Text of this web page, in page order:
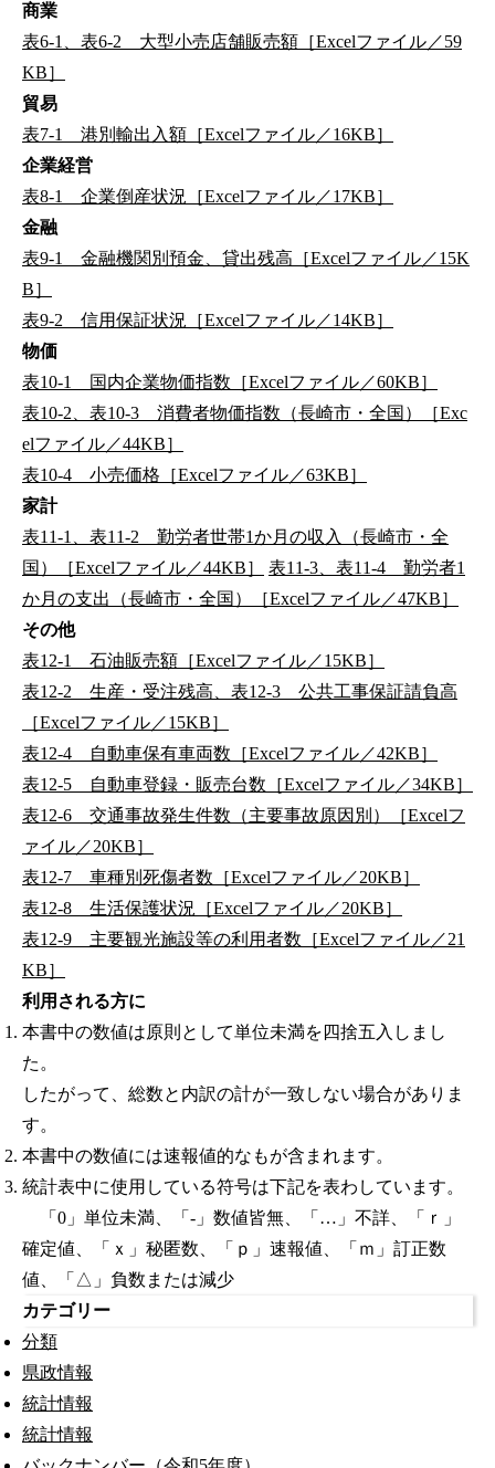
商業
表6-1、表6-2 大型小売店舗販売額［Excelファイル／59
KB］
貿易
表7-1 港別輸出入額［Excelファイル／16KB］
企業経営
表8-1 企業倒産状況［Excelファイル／17KB］
金融
表9-1 金融機関別預金、貸出残高［Excelファイル／15K
B］
表9-2 信用保証状況［Excelファイル／14KB］
物価
表10-1 国内企業物価指数［Excelファイル／60KB］
表10-2、表10-3 消費者物価指数（長崎市・全国）［Exc
elファイル／44KB］
表10-4 小売価格［Excelファイル／63KB］
家計
表11-1、表11-2 勤労者世帯1か月の収入（長崎市・全
国）［Excelファイル／44KB］
表11-3、表11-4 勤労者1
か月の支出（長崎市・全国）［Excelファイル／47KB］
その他
表12-1 石油販売額［Excelファイル／15KB］
表12-2 生産・受注残高、表12-3 公共工事保証請負高
［Excelファイル／15KB］
表12-4 自動車保有車両数［Excelファイル／42KB］
表12-5 自動車登録・販売台数［Excelファイル／34KB］
表12-6 交通事故発生件数（主要事故原因別）［Excelフ
ァイル／20KB］
表12-7 車種別死傷者数［Excelファイル／20KB］
表12-8 生活保護状況［Excelファイル／20KB］
表12-9 主要観光施設等の利用者数［Excelファイル／21
KB］
利用される方に
本書中の数値は原則として単位未満を四捨五入しまし
た。
したがって、総数と内訳の計が一致しない場合がありま
す。
本書中の数値には速報値的なもが含まれます。
統計表中に使用している符号は下記を表わしています。
「0」単位未満、「-」数値皆無、「…」不詳、「ｒ」
確定値、「ｘ」秘匿数、「ｐ」速報値、「ｍ」訂正数
値、「△」負数または減少
カテゴリー
分類
県政情報
統計情報
統計情報